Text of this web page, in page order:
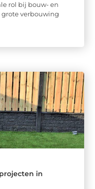
rol bij bouw- en
grote verbouwing
in